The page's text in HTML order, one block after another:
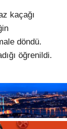
kaçağı
döndü.
öğrenildi.